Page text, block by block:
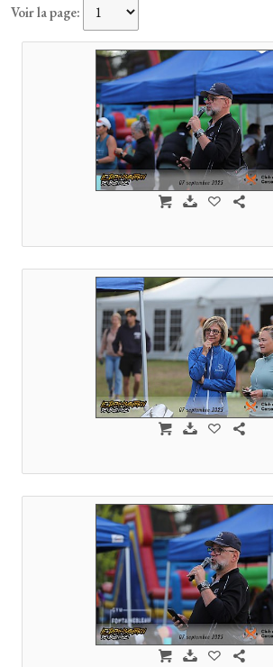
Voir la page: